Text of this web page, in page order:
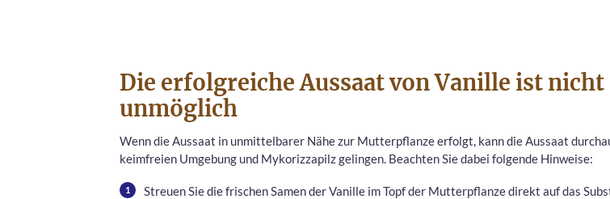
Die erfolgreiche Aussaat von Vanille ist nicht
unmöglich
Wenn die Aussaat in unmittelbarer Nähe zur Mutterpflanze erfolgt, kann die Aussaat
keimfreien Umgebung und Mykorizzapilz gelingen. Beachten Sie dabei folgende Hinweise:
Streuen Sie die frischen Samen der Vanille im Topf der Mutterpflanze direkt auf das